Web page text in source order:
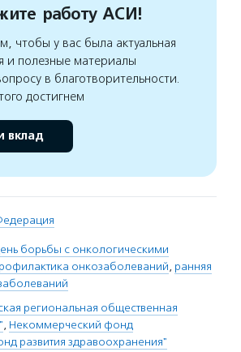
работу АСИ!
чтобы у вас была актуальная
и полезные материалы
в благотворительности.
достигнем
вклад
борьбы с онкологическими
онкозаболеваний, ранняя
региональная общественная
, Некоммерческий фонд
развития здравоохранения"